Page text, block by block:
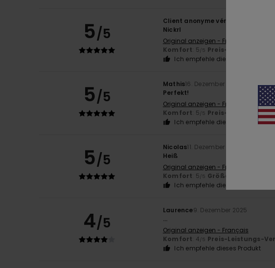
5/5
Client anonyme vérifié
Nickrl
Original anzeigen - Français
Komfort: 5/5 Preis-Leistungs-
Ich empfehle dieses Produkt
5/5
Mathis16. Dezember 2025
Perfekt!
Original anzeigen - Français
Komfort: 5/5 Preis-Leistungs-
Ich empfehle dieses Produkt
5/5
Nicolas11. Dezember 2025
Heiß
Original anzeigen - Français
Komfort: 5/5 Größe
Ich empfehle dieses Produkt
4/5
Laurence9. Dezember 2025
...
Original anzeigen - Français
Komfort: 4/5 Preis-Leistungs-
Ich empfehle dieses Produkt